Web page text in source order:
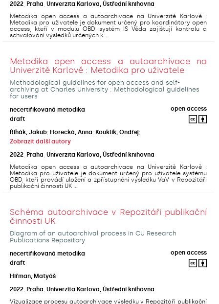
2022 Praha Univerzita Karlova, Ústřední knihovna
Metodika open access a autoarchivace na Univerzitě Karlově :
Metodika pro uživatele je dokument určený pro koordinátory open
access, kteří v modulu OBD systém IS Věda zajišťují kontrolu a
schvalování výsledků určených k ...
Metodika open access a autoarchivace na
Univerzitě Karlově : Metodika pro uživatele
Methodological guidelines for open access and self-
archiving at Charles University : Methodological guidelines
for users
necertifikovaná metodika
open access
draft
Řihák, Jakub; Horecká, Anna; Kouklík, Ondřej;
Zobrazit další autory
2022 Praha Univerzita Karlova, Ústřední knihovna
Metodika open access a autoarchivace na Univerzitě Karlově :
Metodika pro uživatele je dokument určený pro uživatele systému
OBD, kteří provádí uložení a zpřístupnění výsledku VaV v Repozitáři
publikační činnosti UK ...
Schéma autoarchivace v Repozitáři publikační
činnosti UK
Diagram of an autoarchival process in CU Research
Publications Repository
necertifikovaná metodika
open access
draft
Hiřman, Matyáš
2022 Praha Univerzita Karlova, Ústřední knihovna
Vizualizace procesu autoarchivace výsledku v Repozitáři publikační